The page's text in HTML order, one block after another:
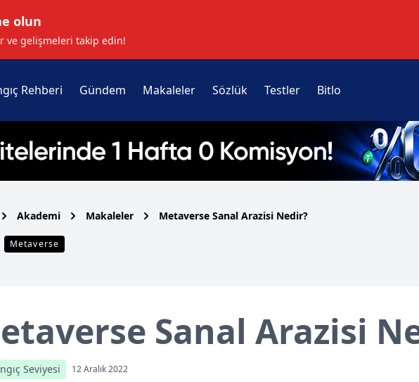
olun
ve gelişmeleri takip edin!
Rehberi Gündem Makaleler Sözlük Testler Bitlo
Akademi Makaleler Metaverse Sanal Arazisi Nedir?
Metaverse
Sanal Arazisi
Seviyesi 12 Aralık 2022